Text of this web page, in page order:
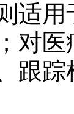
适
对
跟